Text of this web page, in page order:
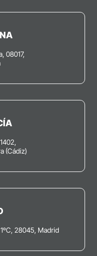
08017,
(Cádiz)
28045, Madrid